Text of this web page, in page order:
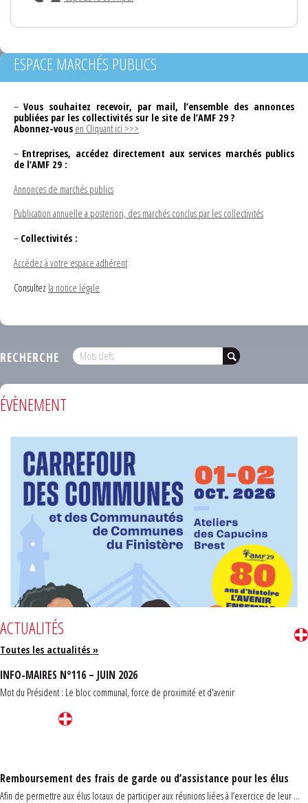
ESPACE MARCHÉS PUBLICS
– Vous souhaitez recevoir, par mail, l’ensemble des annonces
publiées par les collectivités sur le site de l’AMF 29 ?
Abonnez-vous en Cliquant ici >>>
– Entreprises, accédez directement aux services marchés publics
de l’AMF 29 :
Annonces de marchés publics
Publication annuelle a posteriori, des marchés conclus par les collectivités
– Collectivités :
Accédez à votre espace adhérent
Consultez la notice légale
RECHERCHE
ÉVÈNEMENT
ACTUALITÉS
Toutes les actualités »
INFO-MAIRES N°116 – JUIN 2026
Mot du Président : Le bloc communal, force de proximité et d'avenir
Remboursement des frais de garde ou d’assistance pour les élus
Afin de permettre aux élus locaux de participer aux réunions liées à l’exercice de leur ...